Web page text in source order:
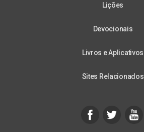
Lições
Devocionais
Livros e Aplicativos
Sites Relacionados